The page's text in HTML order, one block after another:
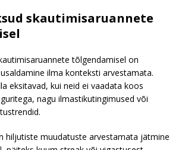
skautimisaruannete
tõlgendamisel on
ilma konteksti arvestamata.
eksitavad, kui neid ei vaadata koos
nagu ilmastikutingimused või
hiljutiste muudatuste arvestamata jätmine